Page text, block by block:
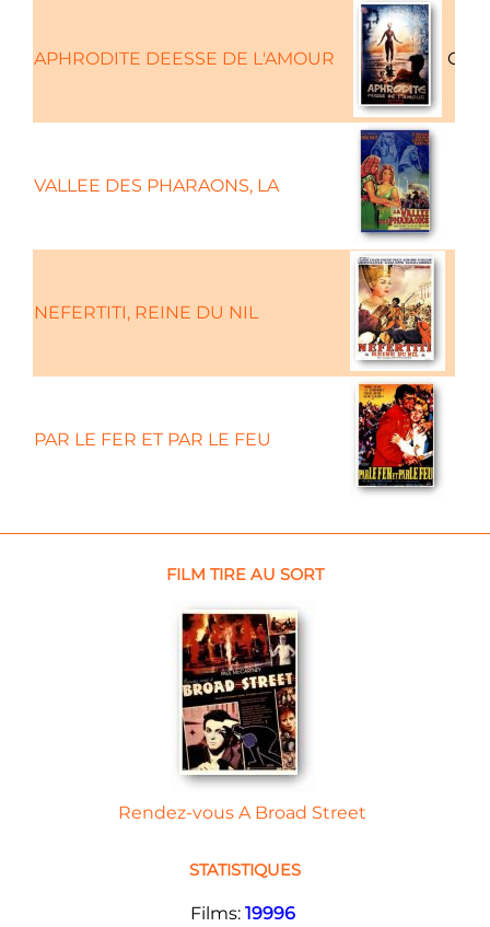
APHRODITE DEESSE DE L'AMOUR
VALLEE DES PHARAONS, LA
NEFERTITI, REINE DU NIL
PAR LE FER ET PAR LE FEU
FILM TIRE AU SORT
Rendez-vous A Broad Street
STATISTIQUES
Films: 19996